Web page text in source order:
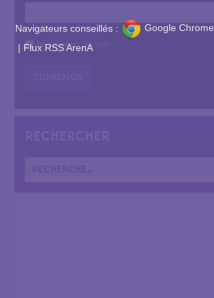
Navigateurs conseillés : Google Chrome
| Flux RSS ArenA
Se souvenir de moi